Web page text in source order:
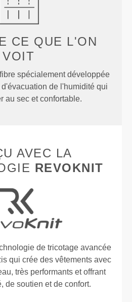
CE QUE L'ON
VOIT
spécialement développée
de l'humidité qui
au sec et confortable.
AVEC LA
REVOKNIT
de tricotage avancée
qui crée des vêtements avec
très performants et offrant
de soutien et de confort.